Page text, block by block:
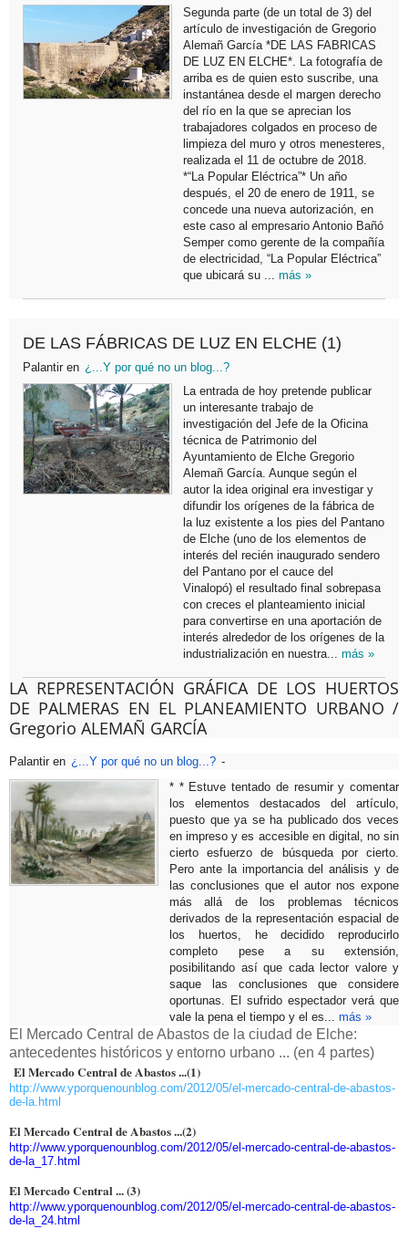
Segunda parte (de un total de 3) del
artículo de investigación de Gregorio
Alemañ García *DE LAS FABRICAS
DE LUZ EN ELCHE*. La fotografía de
arriba es de quien esto suscribe, una
instantánea desde el margen derecho
del río en la que se aprecian los
trabajadores colgados en proceso de
limpieza del muro y otros menesteres,
realizada el 11 de octubre de 2018.
*“La Popular Eléctrica”* Un año
después, el 20 de enero de 1911, se
concede una nueva autorización, en
este caso al empresario Antonio Bañó
Semper como gerente de la compañía
de electricidad, “La Popular Eléctrica”
que ubicará su ... más »
DE LAS FÁBRICAS DE LUZ EN ELCHE (1)
Palantir en ¿...Y por qué no un blog...?
La entrada de hoy pretende publicar
un interesante trabajo de
investigación del Jefe de la Oficina
técnica de Patrimonio del
Ayuntamiento de Elche Gregorio
Alemañ García. Aunque según el
autor la idea original era investigar y
difundir los orígenes de la fábrica de
la luz existente a los pies del Pantano
de Elche (uno de los elementos de
interés del recién inaugurado sendero
del Pantano por el cauce del
Vinalopó) el resultado final sobrepasa
con creces el planteamiento inicial
para convertirse en una aportación de
interés alrededor de los orígenes de la
industrialización en nuestra... más »
LA REPRESENTACIÓN GRÁFICA DE LOS HUERTOS
DE PALMERAS EN EL PLANEAMIENTO URBANO /
Gregorio ALEMAÑ GARCÍA
Palantir en ¿...Y por qué no un blog...? -
* * Estuve tentado de resumir y comentar
los elementos destacados del artículo,
puesto que ya se ha publicado dos veces
en impreso y es accesible en digital, no sin
cierto esfuerzo de búsqueda por cierto.
Pero ante la importancia del análisis y de
las conclusiones que el autor nos expone
más allá de los problemas técnicos
derivados de la representación espacial de
los huertos, he decidido reproducirlo
completo pese a su extensión,
posibilitando así que cada lector valore y
saque las conclusiones que considere
oportunas. El sufrido espectador verá que
vale la pena el tiempo y el es...
más »
El Mercado Central de Abastos de la ciudad de Elche:
antecedentes históricos y entorno urbano ... (en 4 partes)
El Mercado Central de Abastos ...(1)
http://www.yporquenounblog.com/2012/05/el-mercado-central-de-abastos-
de-la.html
El Mercado Central de Abastos ...(2)
http://www.yporquenounblog.com/2012/05/el-mercado-central-de-abastos-
de-la_17.html
El Mercado Central ... (3)
http://www.yporquenounblog.com/2012/05/el-mercado-central-de-abastos-
de-la_24.html